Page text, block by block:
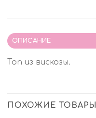
ОПИСАНИЕ
Топ из вискозы.
ПОХОЖИЕ ТОВАРЫ